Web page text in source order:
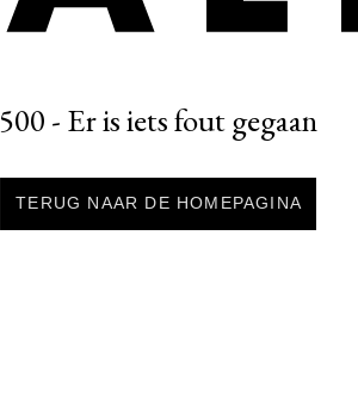
500 - Er is iets fout gegaan
TERUG NAAR DE HOMEPAGINA